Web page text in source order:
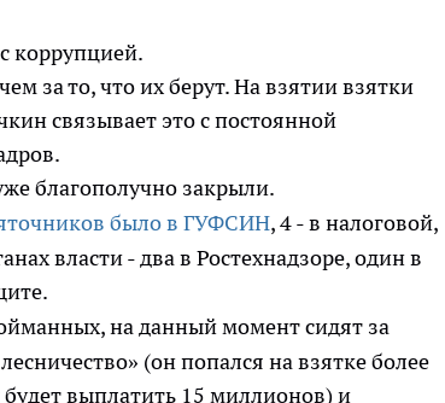
коррупцией.
за то, что их берут. На взятии взятки
связывает это с постоянной
благополучно закрыли.
было в ГУФСИН, 4 - в налоговой,
власти - два в Ростехнадзоре, один в
на данный момент сидят за
(он попался на взятке более
выплатить 15 миллионов) и